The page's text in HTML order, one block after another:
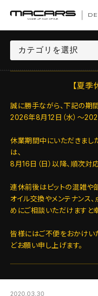
【夏季
誠に勝手ながら、下記の期
2026年8月12日（水）～
休業期間中にいただきまし
は、
8月16日（日）以降、順次対
連休前後はピットの混雑や
オイル交換やメンテナンス
めにご相談いただけますと
皆様にはご不便をおかけい
どお願い申し上げます。
2020.03.30